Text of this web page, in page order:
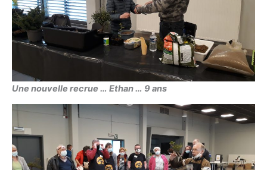
Une nouvelle recrue … Ethan … 9 ans